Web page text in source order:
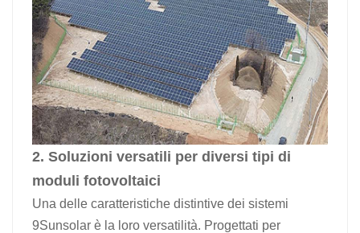
2. Soluzioni versatili per diversi tipi di
moduli fotovoltaici
Una delle caratteristiche distintive dei sistemi
9Sunsolar è la loro versatilità. Progettati per